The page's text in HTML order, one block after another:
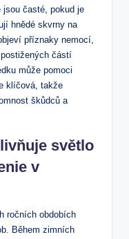
časté, pokud je
hnědé skvrny ​na
příznaky⁤ nemocí,
částí
může‌ pomoci
klíčová, takže
škůdců a
světlo
v
ročních obdobích
Během zimních